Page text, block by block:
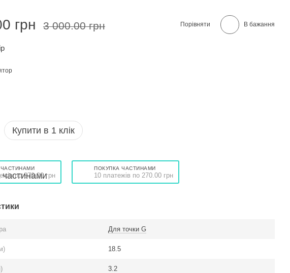
грн 3 000.00 грн Порівняти В бажання
Купити в 1 клік
по 270.00 грн
ПОКУПКА ЧАСТИНАМИ
10 платежів по 270.00 грн
Для точки G
18.5
3.2